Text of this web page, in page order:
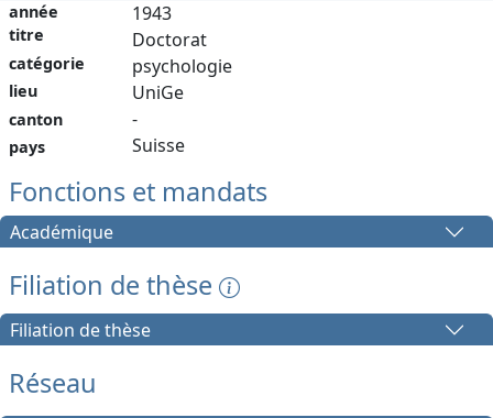
année
titre
catégorie
lieu
canton
pays
1943
Doctorat
psychologie
UniGe
-
Suisse
Fonctions et mandats
Académique
Filiation de thèse
Filiation de thèse
Réseau